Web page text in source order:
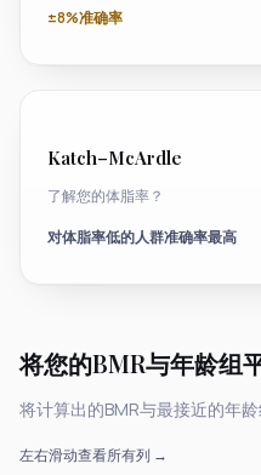
±8%准确率
Katch–McArdle
了解您的体脂率？
对体脂率低的人群准确率最高
将您的BMR与年龄组
将计算出的BMR与最接近的年龄
左右滑动查看所有列 →